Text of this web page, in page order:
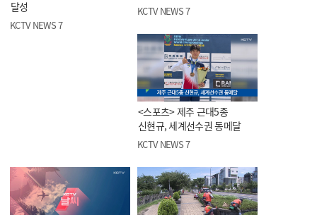
달성
KCTV NEWS 7
KCTV NEWS 7
<스포츠> 제주 근대5종
신현규, 세계선수권 동메달
KCTV NEWS 7